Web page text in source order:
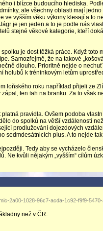
i blízce budoucího hlediska.
ale všechny oblasti mají
ve vyšším věku výkony klesají a to
je jen jeden a to je podle nás
stejné věkové kategorie, kteří
je dost těžká práce. Když toto
Samozřejmě, že na takové
dlouho. Prioritně nejde o
holubů k tréninkovým letům
loňského roku například přijeli ze
ten tah na branku. Za to však
pravidla. Ovšem podoba
do spolků na větší vzdálenosti
prodlužování dojezdových
sedmdesátnicích plus. A to nejde
Tedy aby se vycházelo
kvůli nějakým „vyšším“ cílům
2a00-1028-96c7-acda-1c92-f9f9-
než v ČR: